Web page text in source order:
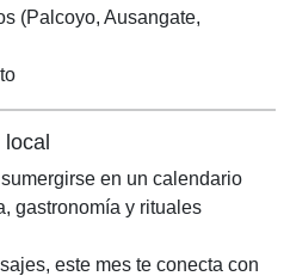
(Palcoyo, Ausangate,
local
en un calendario
gastronomía y rituales
este mes te conecta con